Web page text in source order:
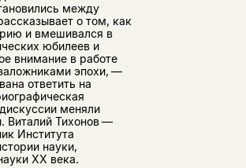
между
о том, как
и вмешивался в
юбилеев и
внимание в работе
эпохи, —
ответить на
меняли
Виталий Тихонов —
Института
науки,
ХX века.